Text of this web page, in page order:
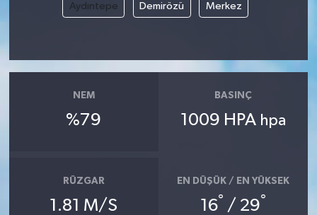
Aydıntepe Demirözü Merkez
NEM
%79
BASINÇ
1009 HPA hpa
RÜZGAR
1.81 M/S
EN DÜŞÜK / EN YÜKSEK
16° / 29°
Genel
Gökçebey
Kilimli